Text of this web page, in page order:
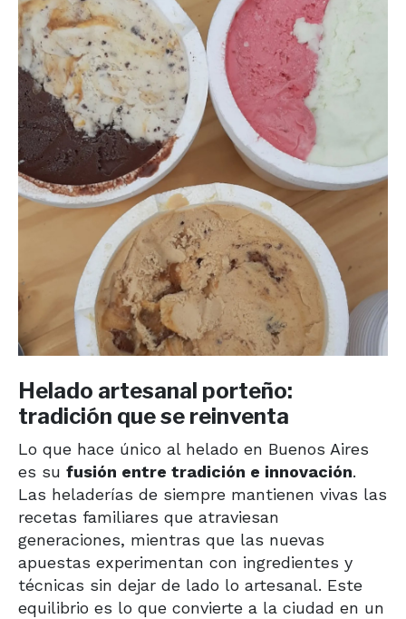
Helado artesanal porteño:
tradición que se reinventa
Lo que hace único al helado en Buenos Aires
es su fusión entre tradición e innovación.
Las heladerías de siempre mantienen vivas las
recetas familiares que atraviesan
generaciones, mientras que las nuevas
apuestas experimentan con ingredientes y
técnicas sin dejar de lado lo artesanal. Este
equilibrio es lo que convierte a la ciudad en un